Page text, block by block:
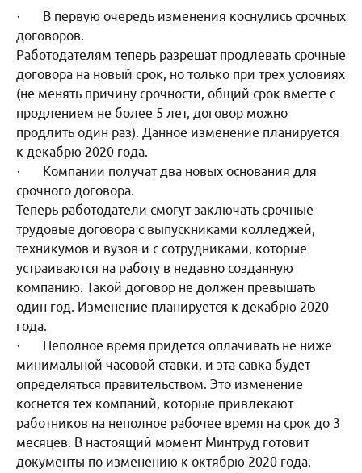
· В первую очередь изменения коснулись срочных
договоров.
Работодателям теперь разрешат продлевать срочные
договора на новый срок, но только при трех условиях
(не менять причину срочности, общий срок вместе с
продлением не более 5 лет, договор можно
продлить один раз). Данное изменение планируется
к декабрю 2020 года.
· Компании получат два новых основания для
срочного договора.
Теперь работодатели смогут заключать срочные
трудовые договора с выпускниками колледжей,
техникумов и вузов и с сотрудниками, которые
устраиваются на работу в недавно созданную
компанию. Такой договор не должен превышать
один год. Изменение планируется к декабрю 2020
года.
· Неполное время придется оплачивать не ниже
минимальной часовой ставки, и эта савка будет
определяться правительством. Это изменение
коснется тех компаний, которые привлекают
работников на неполное рабочее время на срок до 3
месяцев. В настоящий момент Минтруд готовит
документы по изменению к октябрю 2020 года.